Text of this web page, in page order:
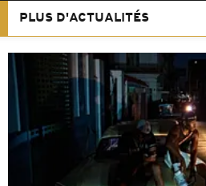
PLUS D'ACTUALITÉS